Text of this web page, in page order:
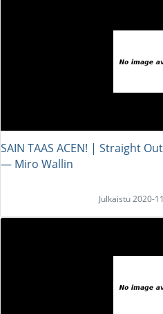
SAIN TAAS ACEN! | Straight
― Miro Wallin
Julkaistu 2020-